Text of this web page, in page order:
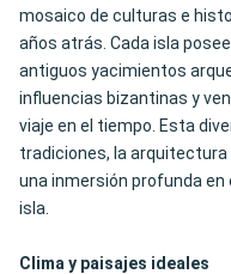
mosaico de culturas e
años atrás. Cada isla
antiguos yacimientos
influencias bizantinas y
viaje en el tiempo. Esta
tradiciones, la
una inmersión profunda
isla.
Clima y paisajes ideales